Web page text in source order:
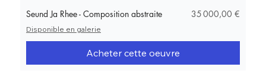
Seund Ja Rhee - Composition abstraite Prix
35 000,00 €
Disponible en galerie
Acheter cette oeuvre